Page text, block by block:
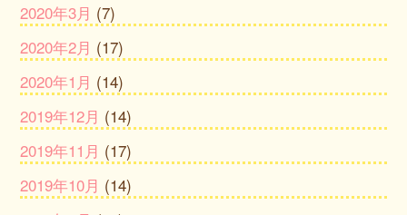
2020年3月 (7)
2020年2月 (17)
2020年1月 (14)
2019年12月 (14)
2019年11月 (17)
2019年10月 (14)